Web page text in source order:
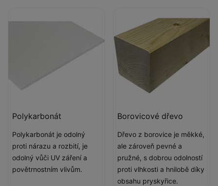
Polykarbonát
Polykarbonát je odolný
proti nárazu a rozbití, je
odolný vůči UV záření a
povětrnostním vlivům.
Borovicové dřevo
Dřevo z borovice je měkké,
ale zároveň pevné a
pružné, s dobrou odolností
proti vlhkosti a hnilobě díky
obsahu pryskyřice.